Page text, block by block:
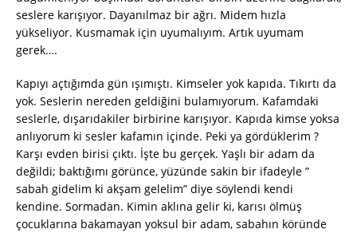
seslere karışıyor. Dayanılmaz bir ağrı. Midem hızla
yükseliyor. Kusmamak için uyumalıyım. Artık uyumam
gerek….
Kapıyı açtığımda gün ışımıştı. Kimseler yok kapıda. Tıkırtı da
yok. Seslerin nereden geldiğini bulamıyorum. Kafamdaki
seslerle, dışarıdakiler birbirine karışıyor. Kapıda kimse yoksa
anlıyorum ki sesler kafamın içinde. Peki ya gördüklerim ?
Karşı evden birisi çıktı. İşte bu gerçek. Yaşlı bir adam da
değildi; baktığımı görünce, yüzünde sakin bir ifadeyle ”
sabah gidelim ki akşam gelelim” diye söylendi kendi
kendine. Sormadan. Kimin aklına gelir ki, karısı ölmüş
çocuklarına bakamayan yoksul bir adam, sabahın köründe